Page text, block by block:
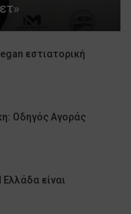
εστιατορική
Οδηγός Αγοράς
είναι